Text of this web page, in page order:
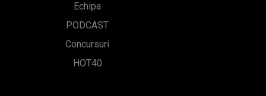
Echipa
PODCAST
Concursuri
HOT40